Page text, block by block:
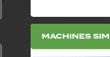
MACHINES